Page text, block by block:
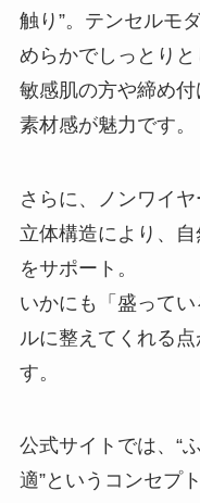
触り”。テンセルモ
めらかでしっとりと
敏感肌の方や締め
素材感が魅力です。
さらに、ノンワイ
立体構造により、
をサポート。
いかにも「盛って
ルに整えてくれる
す。
公式サイトでは、“
適”というコンセプ